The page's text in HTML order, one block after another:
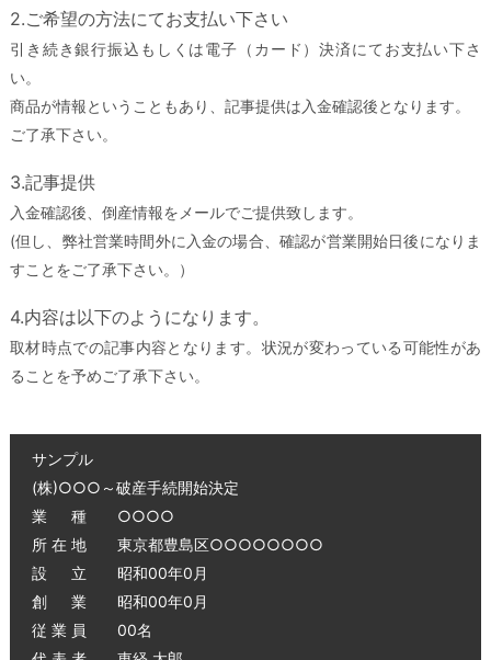
2.ご希望の方法にてお支払い下さい
引き続き銀行振込もしくは電子（カード）決済にてお支払い下さ
い。
商品が情報ということもあり、記事提供は入金確認後となります。
ご了承下さい。
3.記事提供
入金確認後、倒産情報をメールでご提供致します。
(但し、弊社営業時間外に入金の場合、確認が営業開始日後になりま
すことをご了承下さい。）
4.内容は以下のようになります。
取材時点での記事内容となります。状況が変わっている可能性があ
ることを予めご了承下さい。
サンプル
(株)○○○～破産手続開始決定
業 種 ○○○○
所 在 地 東京都豊島区○○○○○○○○
設 立 昭和00年0月
創 業 昭和00年0月
従 業 員 00名